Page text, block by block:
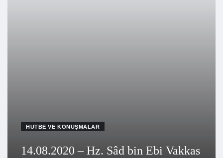
HUTBE VE KONUŞMALAR
14.08.2020 – Hz. Sâd bin Ebi Vakkas